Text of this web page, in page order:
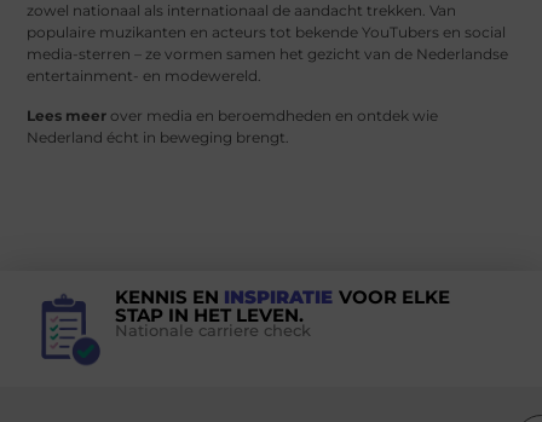
zowel nationaal als internationaal de aandacht trekken. Van
populaire muzikanten en acteurs tot bekende YouTubers en social
media-sterren – ze vormen samen het gezicht van de Nederlandse
entertainment- en modewereld.
Lees meer over media en beroemdheden en ontdek wie
Nederland écht in beweging brengt.
KENNIS EN INSPIRATIE VOOR ELKE
STAP IN HET LEVEN.
Nationale carriere check